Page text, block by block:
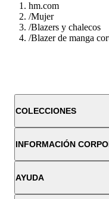
hm.com
/Mujer
/Blazers y chalecos
/Blazer de manga
COLECCIONES
INFORMACIÓN
AYUDA